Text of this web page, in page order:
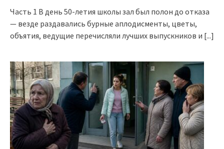
Часть 1 В день 50-летия школы зал был полон до отказа
— везде раздавались бурные аплодисменты, цветы,
объятия, ведущие перечисляли лучших выпускников и [...]